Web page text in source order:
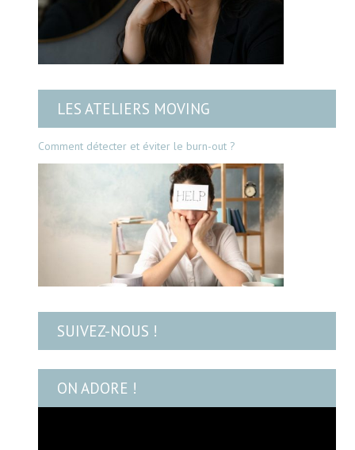
LES ATELIERS MOVING
Comment détecter et éviter le burn-out ?
SUIVEZ-NOUS !
ON ADORE !